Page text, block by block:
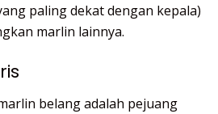
paling dekat dengan kepala)
marlin lainnya.
belang adalah pejuang